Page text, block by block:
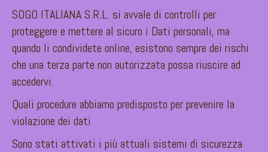
SOGO ITALIANA S.R.L. si avvale di controlli per
proteggere e mettere al sicuro i Dati personali, ma
quando li condividete online, esistono sempre dei rischi
che una terza parte non autorizzata possa riuscire ad
accedervi.
Quali procedure abbiamo predisposto per prevenire la
violazione dei dati
Sono stati attivati i più attuali sistemi di sicurezza